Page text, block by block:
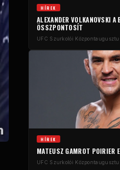
HÍREK
ALEXANDER VOLKANOVSKI A
ÖSSZPONTOSÍT
UFC Szurkolói Központ
HÍREK
MATEUSZ GAMROT POIRIER
UFC Szurkolói Központ